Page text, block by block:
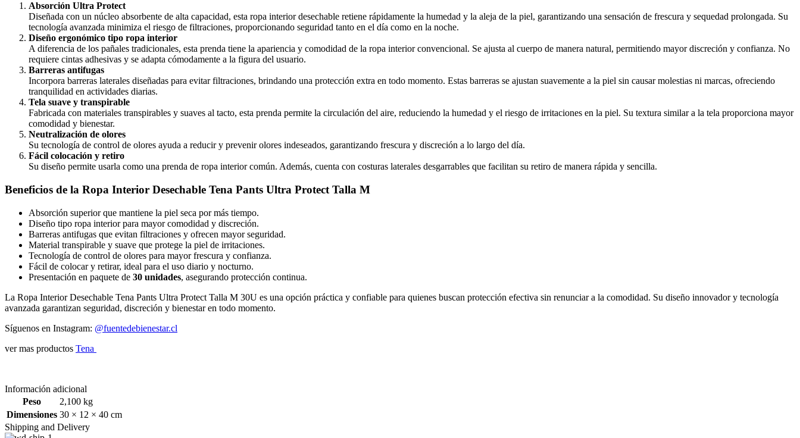
Absorción Ultra Protect
Diseñada con un núcleo absorbente de alta capacidad, esta ropa interior desechable retiene rápidamente la humedad y la aleja de la piel, garantizando una sensación de frescura y sequedad prolongada. Su
tecnología avanzada minimiza el riesgo de filtraciones, proporcionando seguridad tanto en el día como en la noche.
Diseño ergonómico tipo ropa interior
A diferencia de los pañales tradicionales, esta prenda tiene la apariencia y comodidad de la ropa interior convencional. Se ajusta al cuerpo de manera natural, permitiendo mayor discreción y confianza. No
requiere cintas adhesivas y se adapta cómodamente a la figura del usuario.
Barreras antifugas
Incorpora barreras laterales diseñadas para evitar filtraciones, brindando una protección extra en todo momento. Estas barreras se ajustan suavemente a la piel sin causar molestias ni marcas, ofreciendo
tranquilidad en actividades diarias.
Tela suave y transpirable
Fabricada con materiales transpirables y suaves al tacto, esta prenda permite la circulación del aire, reduciendo la humedad y el riesgo de irritaciones en la piel. Su textura similar a la tela proporciona mayor
comodidad y bienestar.
Neutralización de olores
Su tecnología de control de olores ayuda a reducir y prevenir olores indeseados, garantizando frescura y discreción a lo largo del día.
Fácil colocación y retiro
Su diseño permite usarla como una prenda de ropa interior común. Además, cuenta con costuras laterales desgarrables que facilitan su retiro de manera rápida y sencilla.
Beneficios de la Ropa Interior Desechable Tena Pants Ultra Protect Talla M
Absorción superior que mantiene la piel seca por más tiempo.
Diseño tipo ropa interior para mayor comodidad y discreción.
Barreras antifugas que evitan filtraciones y ofrecen mayor seguridad.
Material transpirable y suave que protege la piel de irritaciones.
Tecnología de control de olores para mayor frescura y confianza.
Fácil de colocar y retirar, ideal para el uso diario y nocturno.
Presentación en paquete de 30 unidades, asegurando protección continua.
La Ropa Interior Desechable Tena Pants Ultra Protect Talla M 30U es una opción práctica y confiable para quienes buscan protección efectiva sin renunciar a la comodidad. Su diseño innovador y tecnología
avanzada garantizan seguridad, discreción y bienestar en todo momento.
Síguenos en Instagram: @fuentedebienestar.cl
ver mas productos Tena
Información adicional
Peso
2,100 kg
Dimensiones 30 × 12 × 40 cm
Shipping and Delivery